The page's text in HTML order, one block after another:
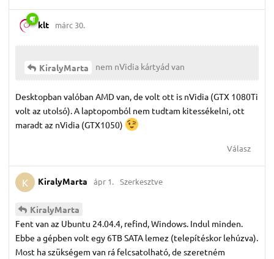
klt márc 30.
KiralyMarta nem nVidia kártyád van
Desktopban valóban AMD van, de volt ott is nVidia (GTX 1080Ti
volt az utolsó). A laptopomból nem tudtam kitessékelni, ott
maradt az nVidia (GTX1050)
Válasz
K KiralyMarta ápr 1. Szerkesztve
KiralyMarta
Fent van az Ubuntu 24.04.4, refind, Windows. Indul minden.
Ebbe a gépben volt egy 6TB SATA lemez (telepítéskor lehúzva).
Most ha szükségem van rá felcsatolható, de szeretném